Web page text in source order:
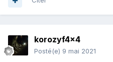
korozyf4x4
Posté(e) 9 mai 2021